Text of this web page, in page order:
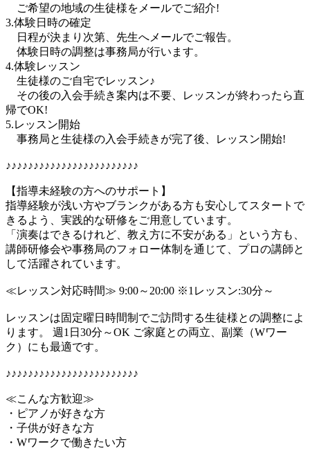
ご希望の地域の生徒様をメールでご紹介!
3.体験日時の確定
日程が決まり次第、先生へメールでご報告。
体験日時の調整は事務局が行います。
4.体験レッスン
生徒様のご自宅でレッスン♪
その後の入会手続き案内は不要、レッスンが終わったら直
帰でOK!
5.レッスン開始
事務局と生徒様の入会手続きが完了後、レッスン開始!
♪♪♪♪♪♪♪♪♪♪♪♪♪♪♪♪♪♪♪♪♪♪♪♪
【指導未経験の方へのサポート】
指導経験が浅い方やブランクがある方も安心してスタートで
きるよう、実践的な研修をご用意しています。
「演奏はできるけれど、教え方に不安がある」という方も、
講師研修会や事務局のフォロー体制を通じて、プロの講師と
して活躍されています。
≪レッスン対応時間≫ 9:00～20:00 ※1レッスン:30分～
レッスンは固定曜日時間制でご訪問する生徒様との調整によ
ります。 週1日30分～OK ご家庭との両立、副業（Wワー
ク）にも最適です。
♪♪♪♪♪♪♪♪♪♪♪♪♪♪♪♪♪♪♪♪♪♪♪♪
≪こんな方歓迎≫
・ピアノが好きな方
・子供が好きな方
・Wワークで働きたい方